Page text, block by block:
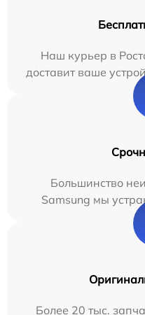
Наш курьер в
доставит ваше
Большинство
Samsung мы
Более 20 тыс.